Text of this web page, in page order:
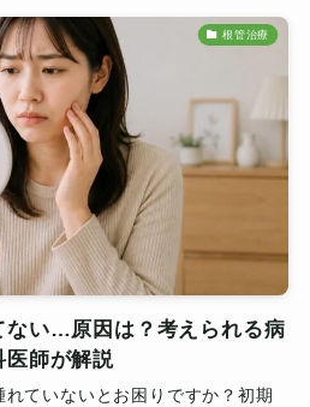
根管治療
ない…原因は？考えられる病
医師が解説
ていないとお困りですか？初期